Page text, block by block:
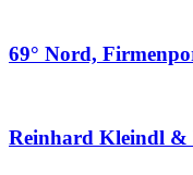
69° Nord,
Reinhard Kleindl &